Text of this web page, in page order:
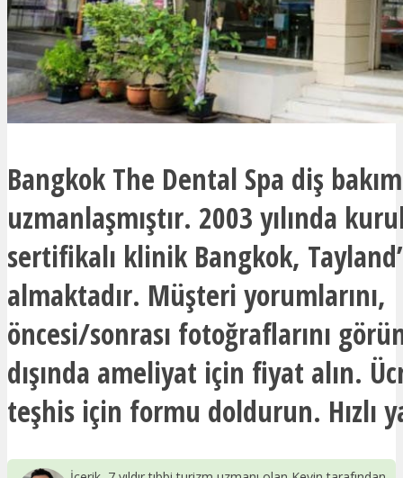
Bangkok The Dental Spa diş
uzmanlaşmıştır. 2003 yılında
sertifikalı klinik Bangkok,
almaktadır. Müşteri yorumlarını,
öncesi/sonrası fotoğraflarını
dışında ameliyat için fiyat alın.
teşhis için formu doldurun. Hızlı